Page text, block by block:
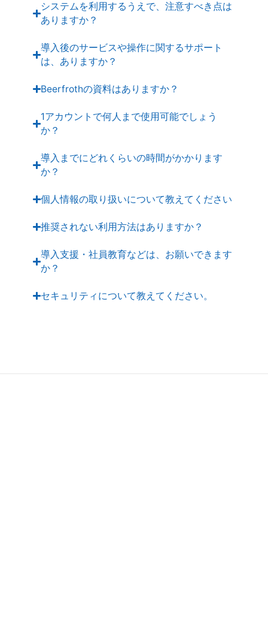
システムを利用するうえで、注意すべき点は
ありますか？
導入後のサービスや操作に関するサポート
は、ありますか？
Beerfrothの資料はありますか？
1アカウントで何人まで使用可能でしょう
か？
導入までにどれくらいの時間がかかります
か？
個人情報の取り扱いについて教えてください
推奨されない利用方法はありますか？
導入支援・社員教育などは、お願いできます
か？
セキュリティについて教えてください。